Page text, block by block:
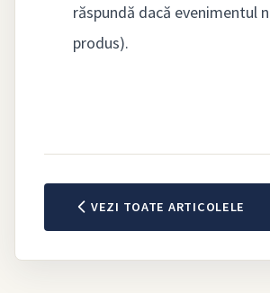
răspundă dacă evenimentul
produs).
VEZI TOATE ARTICOLELE